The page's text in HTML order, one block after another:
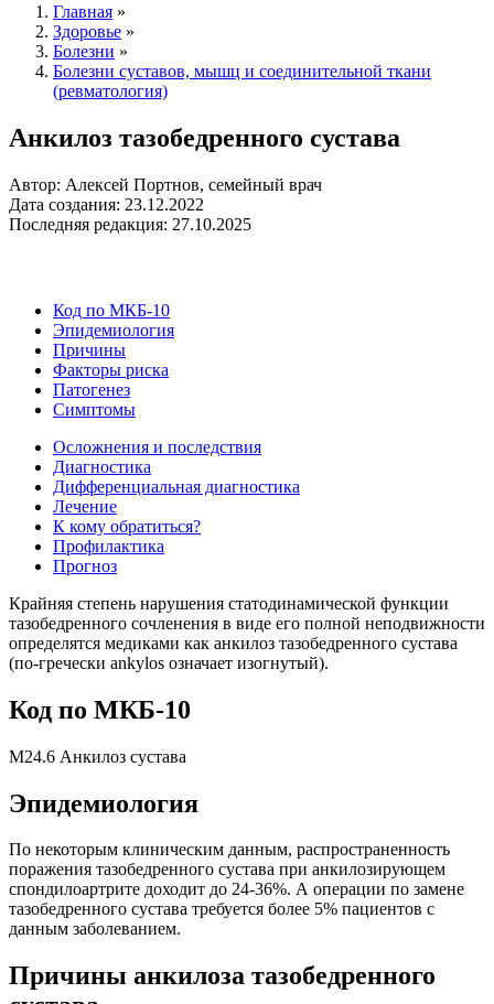
Главная »
Здоровье »
Болезни »
Болезни суставов, мышц и соединительной ткани
(ревматология)
Анкилоз тазобедренного сустава
Автор: Алексей Портнов, семейный врач
Дата создания: 23.12.2022
Последняя редакция: 27.10.2025
Код по МКБ-10
Эпидемиология
Причины
Факторы риска
Патогенез
Симптомы
Осложнения и последствия
Диагностика
Дифференциальная диагностика
Лечение
К кому обратиться?
Профилактика
Прогноз
Крайняя степень нарушения статодинамической функции
тазобедренного сочленения в виде его полной неподвижности
определятся медиками как анкилоз тазобедренного сустава
(по-гречески ankylos означает изогнутый).
Код по МКБ-10
M24.6 Анкилоз сустава
Эпидемиология
По некоторым клиническим данным, распространенность
поражения тазобедренного сустава при анкилозирующем
спондилоартрите доходит до 24-36%. А операции по замене
тазобедренного сустава требуется более 5% пациентов с
данным заболеванием.
Причины анкилоза тазобедренного